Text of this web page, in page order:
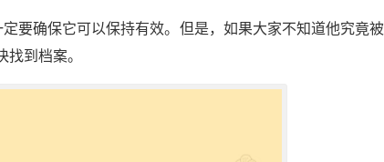
要确保它可以保持有效。但是，如果大家不知道他究竟
到档案。